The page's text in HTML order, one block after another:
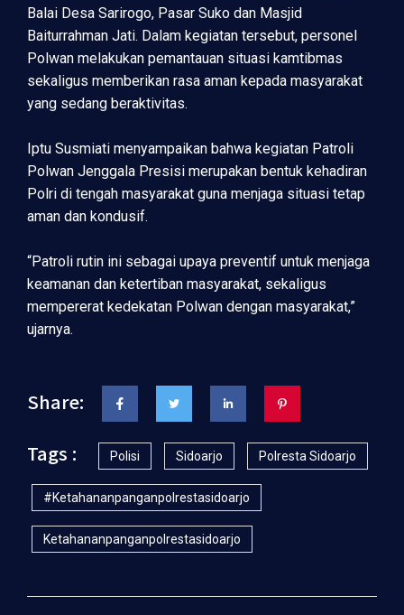
Balai Desa Sarirogo, Pasar Suko dan Masjid
Baiturrahman Jati. Dalam kegiatan tersebut, personel
Polwan melakukan pemantauan situasi kamtibmas
sekaligus memberikan rasa aman kepada masyarakat
yang sedang beraktivitas.
Iptu Susmiati menyampaikan bahwa kegiatan Patroli
Polwan Jenggala Presisi merupakan bentuk kehadiran
Polri di tengah masyarakat guna menjaga situasi tetap
aman dan kondusif.
“Patroli rutin ini sebagai upaya preventif untuk menjaga
keamanan dan ketertiban masyarakat, sekaligus
mempererat kedekatan Polwan dengan masyarakat,”
ujarnya.
Share:
Tags :
Polisi Sidoarjo Polresta Sidoarjo
#ketahananpanganpolrestasidoarjo
Ketahananpanganpolrestasidoarjo